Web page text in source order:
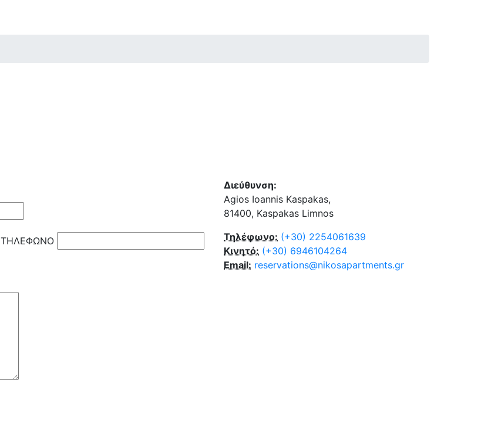
ΤΗΛΕΦΩΝΟ
Διεύθυνση:
Agios Ioannis Kaspakas,
81400, Kaspakas Limnos
Τηλέφωνο: (+30) 2254061639
Κινητό: (+30) 6946104264
Email: reservations@nikosapartments.gr